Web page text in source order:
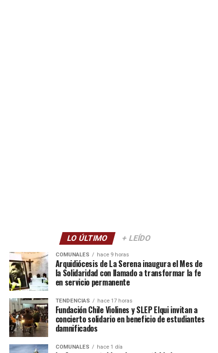
LO ÚLTIMO + LEÍDO
COMUNALES hace 9 horas
Arquidiócesis de La Serena inaugura el Mes de
la Solidaridad con llamado a transformar la fe
en servicio permanente
TENDENCIAS hace 17 horas
Fundación Chile Violines y SLEP Elqui invitan a
concierto solidario en beneficio de estudiantes
damnificados
COMUNALES hace 1 día